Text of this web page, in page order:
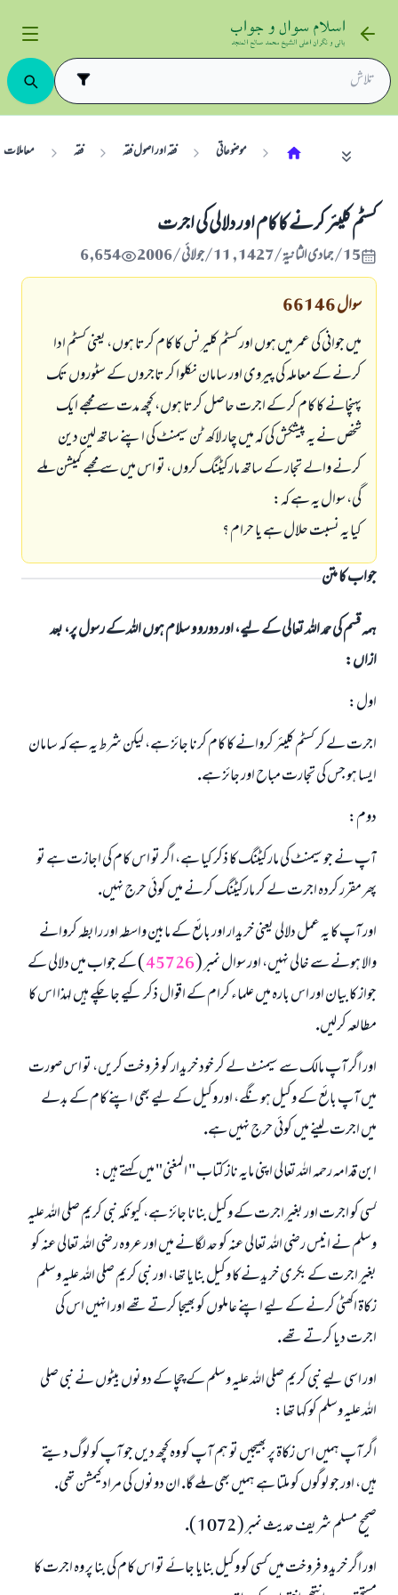
موضوعاتی فقہ اور اصول فقہ فقہ معاملات
كسٹم كليئر كرنے كا كام اور دلالى كى اجرت
15/جمادى الثانية/1427 , 11/جولائی/2006 6,654
سوال66146
ميں جوانى كى عمر ميں ہوں اور كسٹم كليرنس كا كام كرتا ہوں، يعنى كسٹم ادا
كرنے كے معاملہ كى پيروى اور سامان نكلوا كر تاجروں كے سٹوروں تك
پہنچانے كا كام كر كے اجرت حاصل كرتا ہوں، كچھ مدت سے مجھے ايك
شخص نے يہ پيشكش كى كہ ميں چار لاكھ ٹن سيمنٹ كى اپنے ساتھ لين دين
كرنے والے تجار كے ساتھ ماركيٹنگ كروں، تو اس ميں سے مجھے كميشن ملے
گى، سوال يہ ہے كہ:
كيا يہ نسبت حلال ہے يا حرام ؟
جواب کا متن
ہمہ قسم کی حمد اللہ تعالی کے لیے، اور دورو و سلام ہوں اللہ کے رسول پر، بعد
ازاں:
اول:
اجرت لے كر كسٹم كليئر كروانے كا كام كرنا جائز ہے، ليكن شرط يہ ہے كہ سامان
ايسا ہو جس كى تجارت مباح اور جائز ہے.
دوم:
آپ نے جو سيمنٹ كى ماركيٹنگ كا ذكر كيا ہے، اگر تو اس كام كى اجازت ہے تو
پھر مقرر كردہ اجرت لے كر ماركيٹنگ كرنے ميں كوئى حرج نہيں.
اور آپ كا يہ عمل دلالى يعنى خريدار اور بائع كے مابين واسطہ اور رابطہ كروانے
والا ہونے سے خالى نہيں، اور سوال نمبر (45726) كے جواب ميں دلالى كے
جواز كا بيان اور اس بارہ ميں علماء كرام كے اقوال ذكر كيے جا چكے ہيں لہذا اس كا
مطالعہ كرليں.
اور اگر آپ مالك سے سيمنٹ لے كر خود خريدار كو فروخت كريں، تو اس صورت
ميں آپ بائع كے وكيل ہونگے، اور وكيل كے ليے بھى اپنے كام كے بدلے
ميں اجرت لينے ميں كوئى حرج نہيں ہے.
ابن قدامہ رحمہ اللہ تعالى اپنى مايہ ناز كتاب " المغنى" ميں كہتے ہيں:
كسى كو اجرت اور بغير اجرت كے وكيل بنانا جائز ہے، كيونكہ نبى كريم صلى اللہ عليہ
وسلم نے انيس رضى اللہ تعالى عنہ كو حد لگانے ميں اور عروہ رضى اللہ تعالى عنہ كو
بغير اجرت كے بكرى خريدنے كا وكيل بنايا تھا، اور نبى كريم صلى اللہ عليہ وسلم
زكاۃ اكھٹى كرنے كے ليے اپنے عاملوں كو بھيجا كرتے تھے اور انہيں اس كى
اجرت ديا كرتے تھے.
اور اسى ليے نبى كريم صلى اللہ عليہ وسلم كے چچا كے دونوں بيٹوں نے نبى صلى
اللہ عليہ وسلم كو كہا تھا:
اگر آپ ہميں اس زكاۃ پر بھيجيں تو ہم آپ كو وہ كچھ ديں جو آپ كو لوگ ديتے
ہيں، اور جو لوگوں كو ملتا ہے ہميں بھى ملے گا. ان دونوں كى مراد كيمشن تھى.
صحيح مسلم شريف حديث نمبر ( 1072 ).
اور اگر خريد و فروخت ميں كسى كو وكيل بنايا جائے تو اس كام كى بنا پر وہ اجرت كا